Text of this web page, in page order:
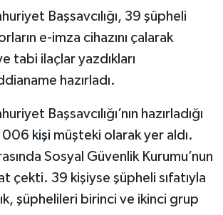
Başsavcılığı, 39 şüpheli
e-imza cihazını çalarak
tabi ilaçlar yazdıkları
hazırladı.
Başsavcılığı’nın hazırladığı
kişi müşteki olarak yer aldı.
Sosyal Güvenlik Kurumu’nun
çekti. 39 kişiyse şüpheli sıfatıyla
şüphelileri birinci ve ikinci grup